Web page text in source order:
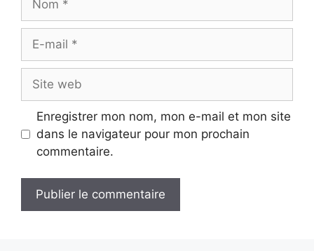
mail
web
Enregistrer mon nom, mon e-mail et mon site
dans le navigateur pour mon prochain
commentaire.